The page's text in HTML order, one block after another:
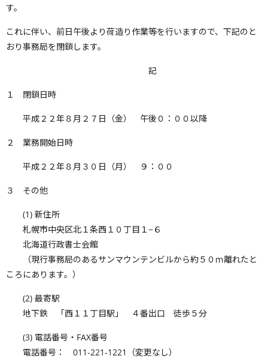
す。
これに伴い、前日午後より荷造り作業等を行いますので、下記のと
おり事務局を閉鎖します。
記
１ 閉鎖日時
平成２２年８月２７日（金） 午後０：００以降
２ 業務開始日時
平成２２年８月３０日（月） ９：００
３ その他
(1) 新住所
札幌市中央区北１条西１０丁目１−６
北海道行政書士会館
（現行事務局のあるサンマウンテンビルから約５０ｍ離れたと
ころにあります。）
(2) 最寄駅
地下鉄 「西１１丁目駅」 ４番出口 徒歩５分
(3) 電話番号・FAX番号
電話番号： 011-221-1221（変更なし）